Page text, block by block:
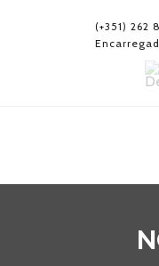
(+351) 262